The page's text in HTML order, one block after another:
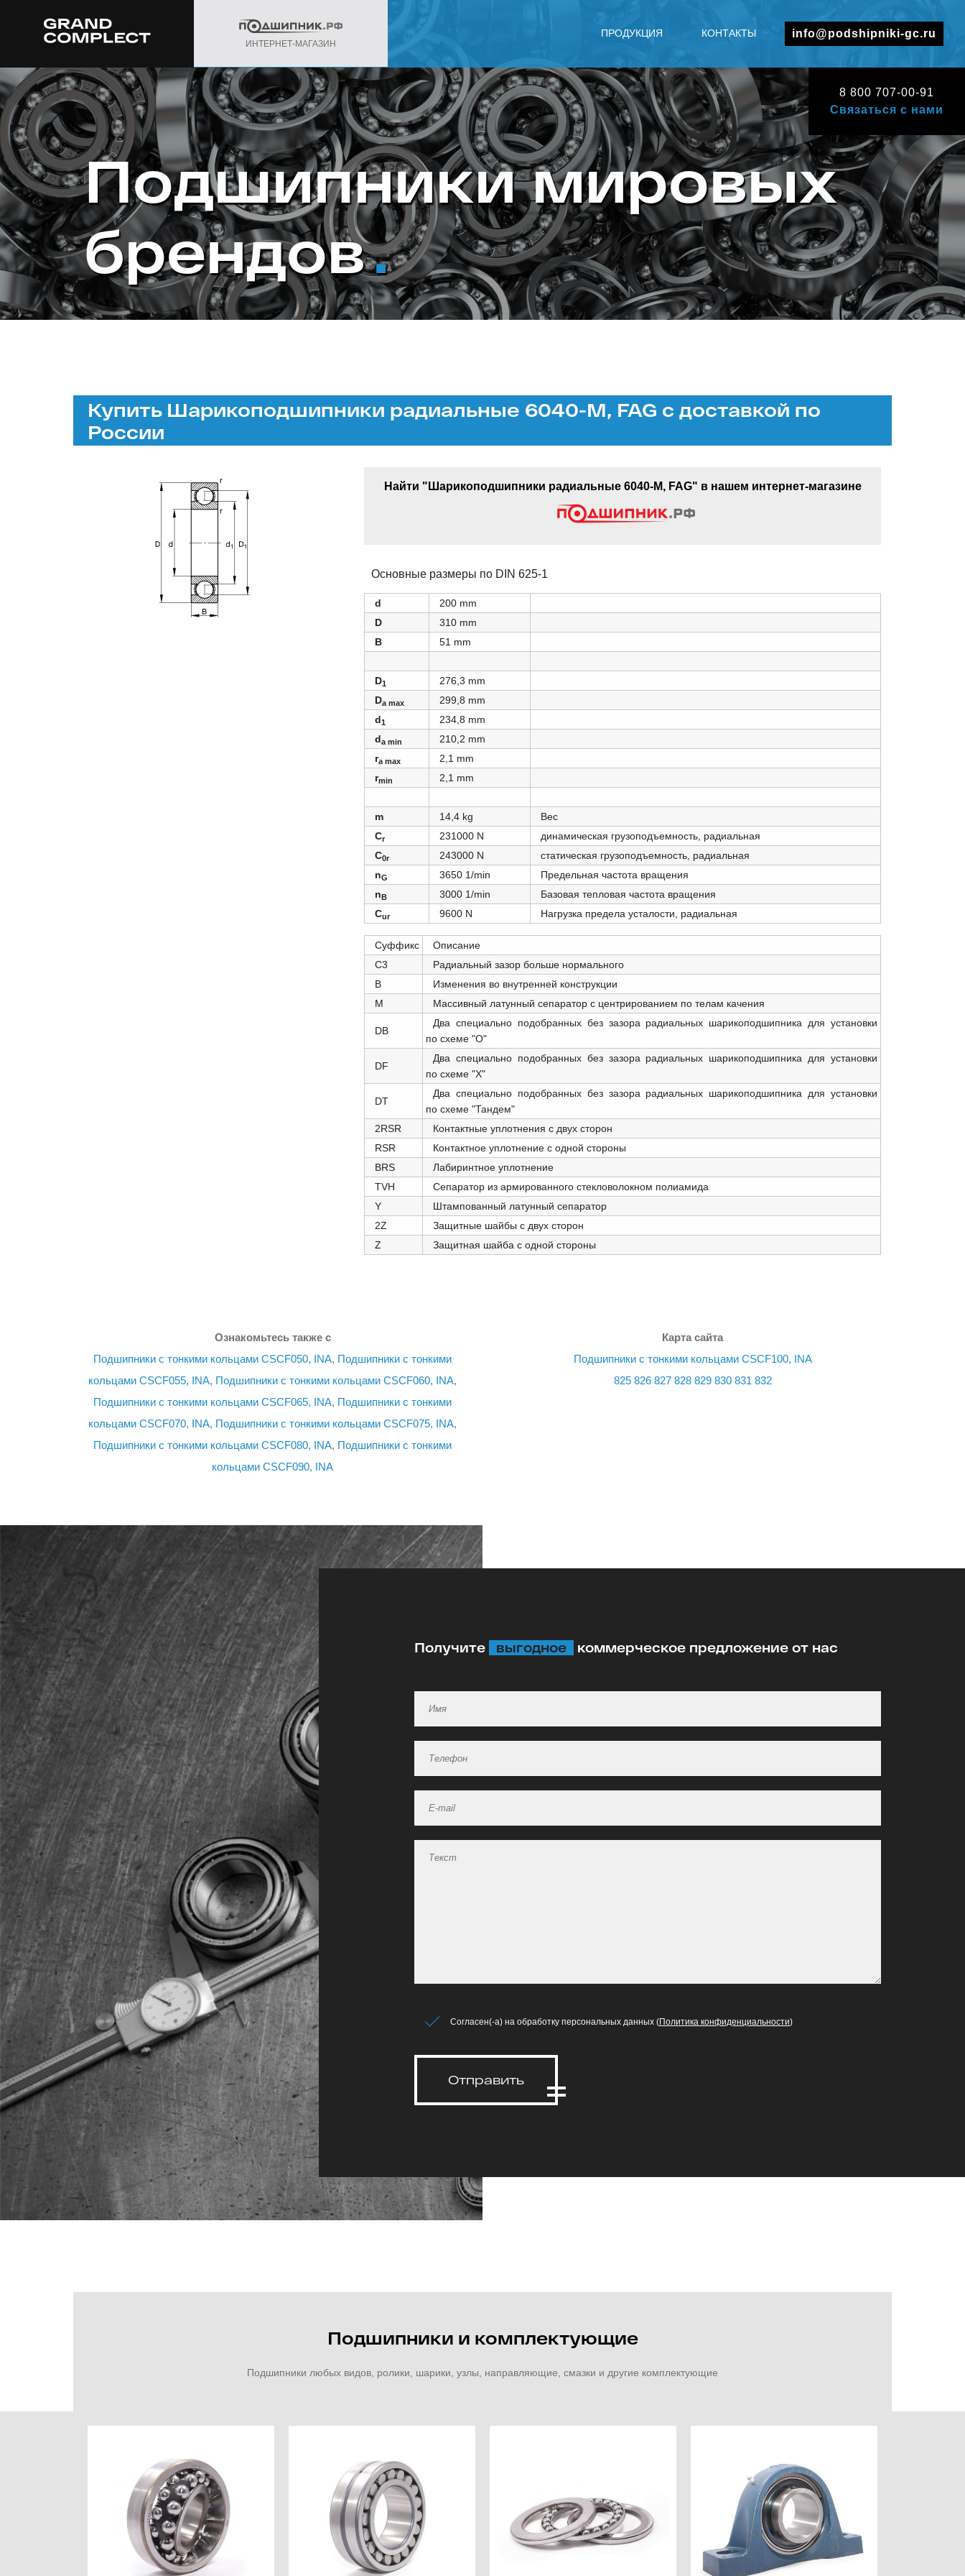
ИНТЕРНЕТ-МАГАЗИН
8 800 707-00-91
Связаться с нами
info@podshipniki-gc.ru
ПРОДУКЦИЯ КОНТАКТЫ
Подшипники мировых
брендов.
Купить Шарикоподшипники радиальные 6040-M, FAG с доставкой по
России
Найти "Шарикоподшипники радиальные 6040-M, FAG" в нашем интернет-магазине
Основные размеры по DIN 625-1
d
200 mm
D
310 mm
B
51 mm
D1
276,3 mm
Da max
299,8 mm
d1
234,8 mm
da min
210,2 mm
ra max
2,1 mm
rmin 2,1 mm
m 14,4 kg
Вес
Cr 231000 N
динамическая грузоподъемность, радиальная
C0r 243000 N
статическая грузоподъемность, радиальная
nG 3650 1/min
Предельная частота вращения
nB 3000 1/min
Базовая тепловая частота вращения
Cur 9600 N Нагрузка предела усталости, радиальная
Суффикс
Описание
C3
Радиальный зазор больше нормального
B
Изменения во внутренней конструкции
M
Массивный латунный сепаратор с центрированием по телам качения
DB
Два специально подобранных без зазора радиальных шарикоподшипника для установки
по схеме "О"
DF
Два специально подобранных без зазора радиальных шарикоподшипника для установки
по схеме "X"
DT
Два специально подобранных без зазора радиальных шарикоподшипника для установки
по схеме "Тандем"
2RSR
Контактные уплотнения с двух сторон
RSR
Контактное уплотнение с одной стороны
BRS
Лабиринтное уплотнение
TVH
Сепаратор из армированного стекловолокном полиамида
Y
Штампованный латунный сепаратор
2Z
Защитные шайбы с двух сторон
Z
Защитная шайба с одной стороны
Ознакомьтесь также с
Подшипники с тонкими кольцами CSCF050, INA, Подшипники с тонкими
кольцами CSCF055, INA, Подшипники с тонкими кольцами CSCF060, INA,
Подшипники с тонкими кольцами CSCF065, INA, Подшипники с тонкими
кольцами CSCF070, INA, Подшипники с тонкими кольцами CSCF075, INA,
Подшипники с тонкими кольцами CSCF080, INA, Подшипники с тонкими
кольцами CSCF090, INA
Карта сайта
Подшипники с тонкими кольцами CSCF100, INA
825 826 827 828 829 830 831 832
Получите выгодное коммерческое предложение от нас
Согласен(-а) на обработку персональных данных (Политика конфиденциальности)
Отправить
Подшипники и комплектующие
Подшипники любых видов, ролики, шарики, узлы, направляющие, смазки и другие комплектующие